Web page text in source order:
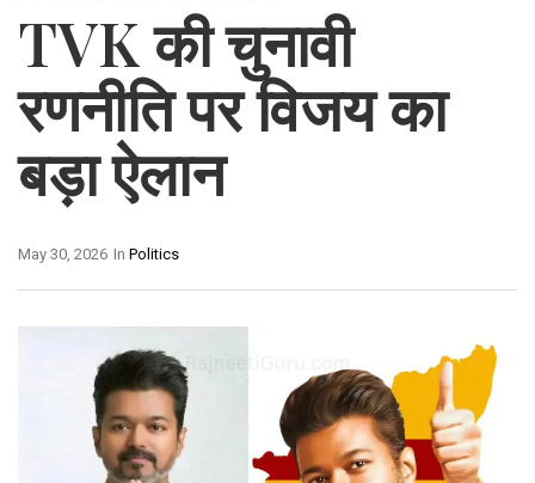
TVK की चुनावी
रणनीति पर विजय का
बड़ा ऐलान
In Politics
May 30, 2026